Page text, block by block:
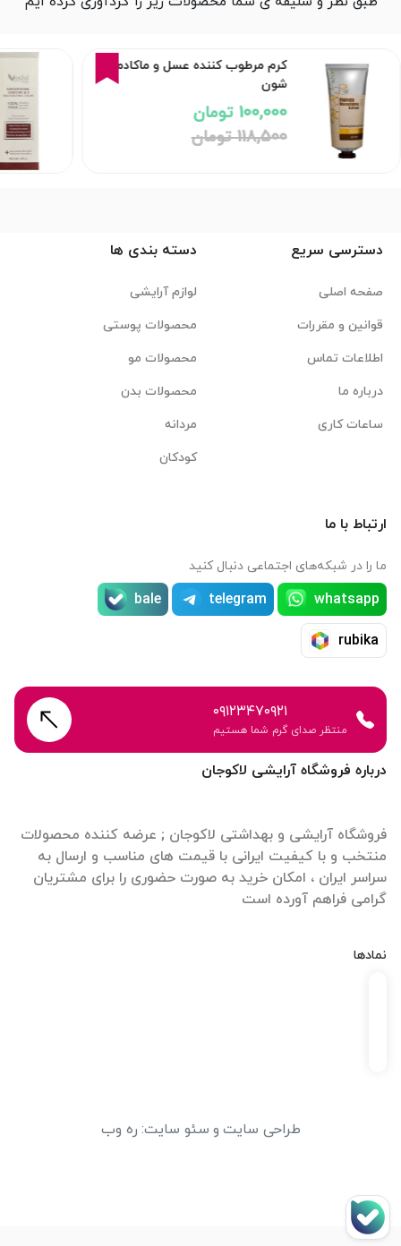
کرم مرطوب کننده عسل و ماکادمیا
شون
100,000 تومان
118,500 تومان
درباره فروشگاه آرایشی لاکوجان
فروشگاه آرایشی و بهداشتی لاکوجان ; عرضه کننده محصولات
منتخب و با کیفیت ایرانی با قیمت های مناسب و ارسال به
سراسر ایران ، امکان خرید به صورت حضوری را برای مشتریان
گرامی فراهم آورده است
نمادها
دسترسی سریع
صفحه اصلی
قوانین و مقررات
اطلاعات تماس
درباره ما
ساعات کاری
دسته بندی ها
لوازم آرایشی
محصولات پوستی
محصولات مو
محصولات بدن
مردانه
کودکان
ارتباط با ما
ما را در شبکه‌های اجتماعی دنبال کنید
whatsapp
telegram
bale
rubika
۰۹۱۲۳۴۷۰۹۲۱
منتظر صدای گرم شما هستیم
طراحی سایت و سئو سایت: ره وب